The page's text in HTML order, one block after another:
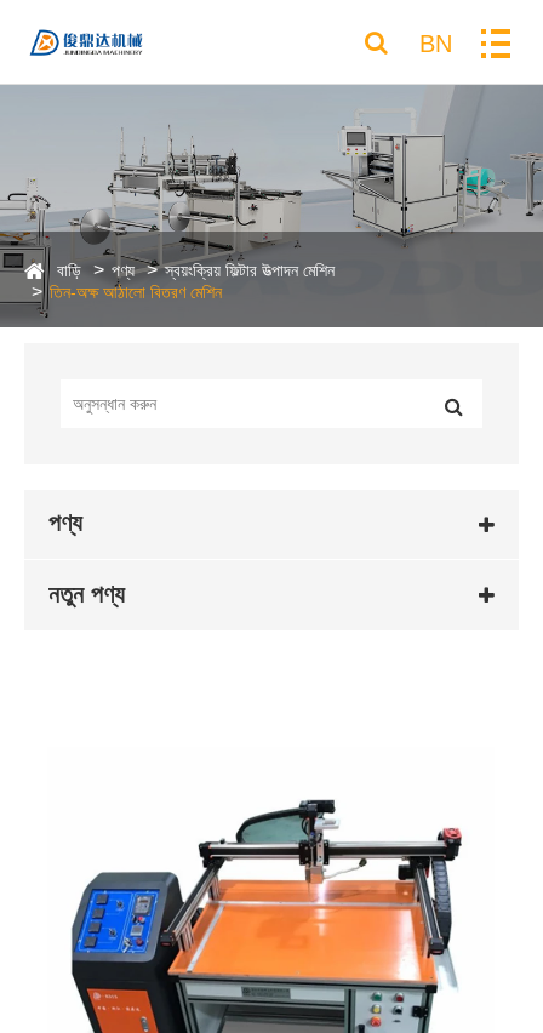
BN
বাড়ি পণ্য
স্বয়ংক্রিয় ফিল্টার উত্পাদন মেশিন
তিন-অক্ষ আঠালো বিতরণ মেশিন
পণ্য
নতুন পণ্য